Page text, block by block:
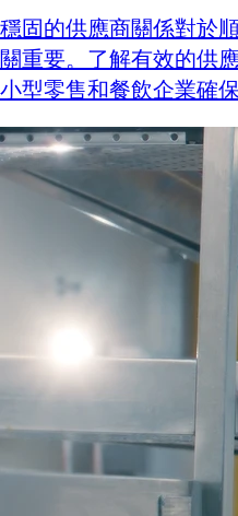
穩固的供應商關係對於
關重要。了解有效的供
小型零售和餐飲企業確